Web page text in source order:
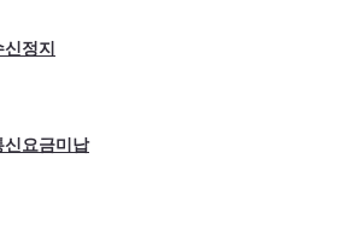
신정지
신요금미납